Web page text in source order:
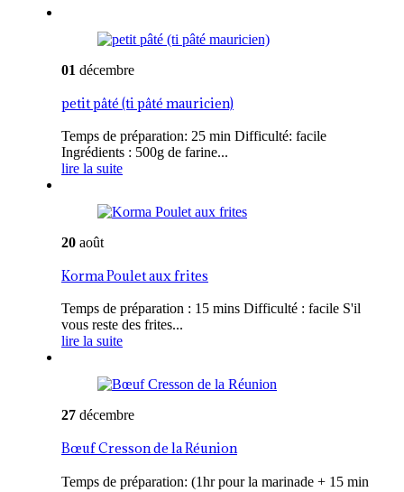
01 décembre
petit pâté (ti pâté mauricien)
Temps de préparation: 25 min Difficulté: facile
Ingrédients : 500g de farine...
lire la suite
20 août
Korma Poulet aux frites
Temps de préparation : 15 mins Difficulté : facile S'il
vous reste des frites...
lire la suite
27 décembre
Bœuf Cresson de la Réunion
Temps de préparation: (1hr pour la marinade + 15 min